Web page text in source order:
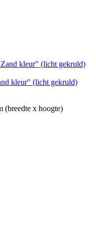
kleur" (licht gekruld)
(breedte x hoogte)